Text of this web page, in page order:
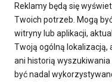
Reklamy będą się
Twoich potrzeb. Mogą
witryny lub aplikacji,
Twoją ogólną
ani historią
być nadal